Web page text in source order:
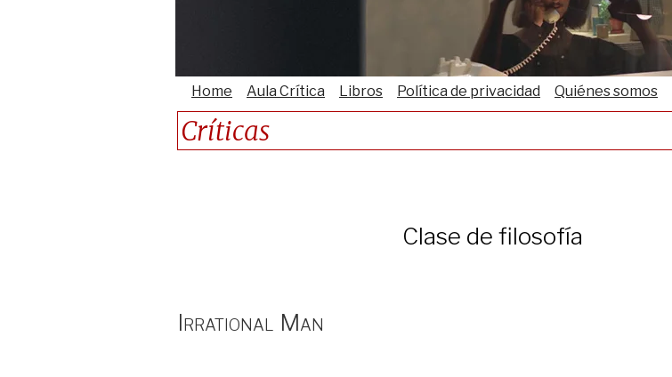
Home Aula Crítica Libros Política de privacidad Quiénes somos
Críticas
Clase de filosofía
Irrational Man